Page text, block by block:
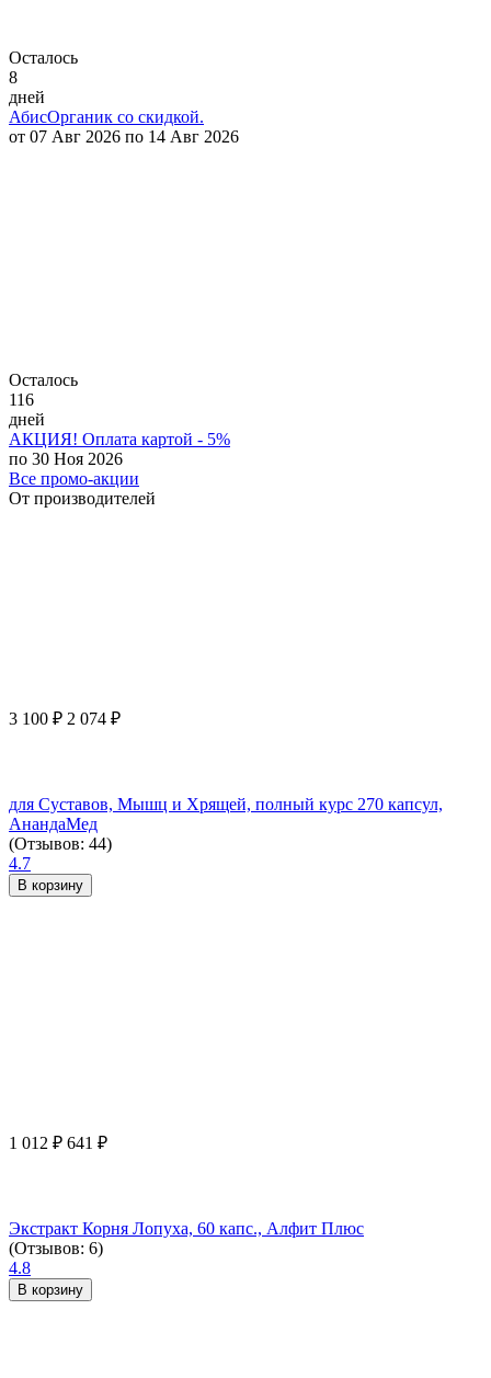
Осталось
8
дней
АбисОрганик со скидкой.
от 07 Авг 2026 по 14 Авг 2026
Осталось
116
дней
АКЦИЯ! Оплата картой - 5%
по 30 Ноя 2026
Все промо-акции
От производителей
3 100 ₽ 2 074 ₽
для Суставов, Мышц и Хрящей, полный курс 270 капсул,
АнандаМед
(Отзывов: 44)
4.7
В корзину
1 012 ₽ 641 ₽
Экстракт Корня Лопуха, 60 капс., Алфит Плюс
(Отзывов: 6)
4.8
В корзину